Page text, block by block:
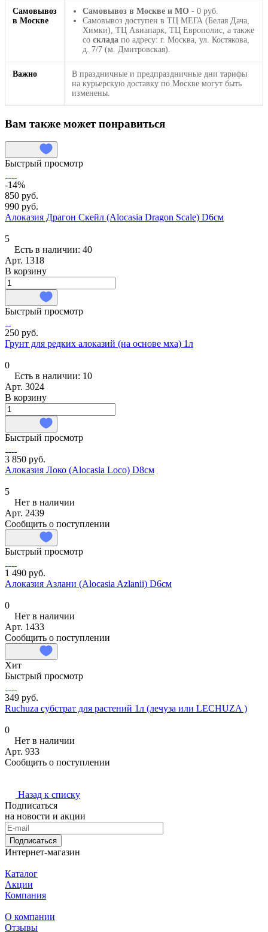
Самовывоз
в Москве
Самовывоз в Москве и МО - 0 руб.
Самовывоз доступен в ТЦ МЕГА (Белая Дача,
Химки), ТЦ Авиапарк, ТЦ Европолис, а также
со склада по адресу: г. Москва, ул. Костякова,
д. 7/7 (м. Дмитровская).
Важно
В праздничные и предпраздничные дни тарифы
на курьерскую доставку по Москве могут быть
изменены.
Вам также может понравиться
Быстрый просмотр
-14%
850 руб.
990 руб.
Алоказия Драгон Скейл (Alocasia Dragon Scale) D6см
5
Есть в наличии: 40
Арт. 1318
В корзину
Быстрый просмотр
250 руб.
Грунт для редких алоказий (на основе мха) 1л
0
Есть в наличии: 10
Арт. 3024
В корзину
Быстрый просмотр
3 850 руб.
Алоказия Локо (Alocasia Loco) D8см
5
Нет в наличии
Арт. 2439
Сообщить о поступлении
Быстрый просмотр
1 490 руб.
Алоказия Азлани (Alocasia Azlanii) D6см
0
Нет в наличии
Арт. 1433
Сообщить о поступлении
Хит
Быстрый просмотр
349 руб.
Ruchuza субстрат для растений 1л (лечуза или LECHUZA )
0
Нет в наличии
Арт. 933
Сообщить о поступлении
Назад к списку
Подписаться
на новости и акции
Подписаться
Интернет-магазин
Каталог
Акции
Компания
О компании
Отзывы